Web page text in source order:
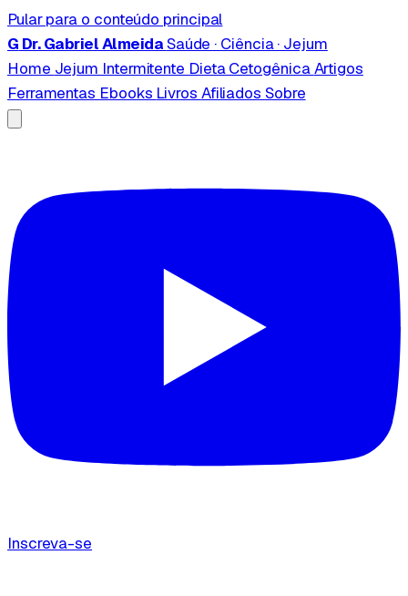
Pular para o conteúdo principal
G Dr. Gabriel AlmeidaSaúde · Ciência · Jejum
Home Jejum Intermitente Dieta CetogênicaArtigos
Ferramentas Ebooks Livros Afiliados Sobre
Inscreva-se